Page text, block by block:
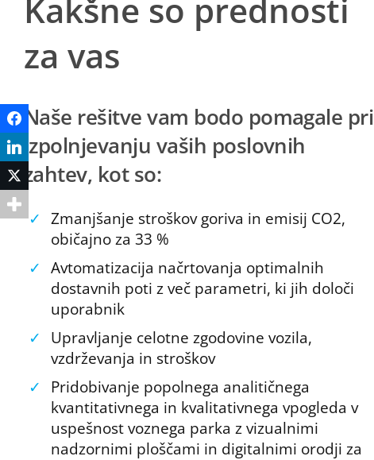
Kakšne so prednosti
za vas
Naše rešitve vam bodo pomagale pri
izpolnjevanju vaših poslovnih
zahtev, kot so:
✓ Zmanjšanje stroškov goriva in emisij CO2,
običajno za 33 %
✓ Avtomatizacija načrtovanja optimalnih
dostavnih poti z več parametri, ki jih določi
uporabnik
✓
Upravljanje celotne zgodovine vozila,
vzdrževanja in stroškov
✓
Pridobivanje popolnega analitičnega
kvantitativnega in kvalitativnega vpogleda v
uspešnost voznega parka z vizualnimi
nadzornimi ploščami in digitalnimi orodji za
Facebook
LinkedIn
Twitter